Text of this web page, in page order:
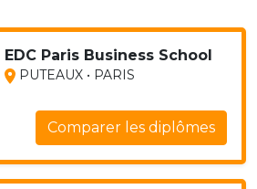
EDC Paris Business School
PUTEAUX • PARIS
Comparer les diplômes